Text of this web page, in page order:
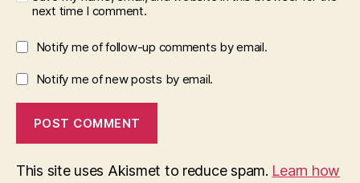
next time I comment.
Notify me of follow-up comments by email.
Notify me of new posts by email.
This site uses Akismet to reduce spam. Learn how